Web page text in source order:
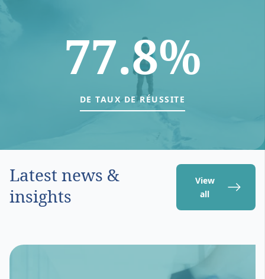
77.8%
DE TAUX DE RÉUSSITE
Latest news &
insights
View
all